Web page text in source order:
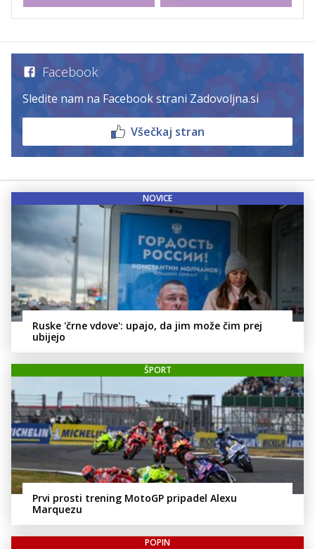
Facebook
Sledite nam na Facebook strani Zadovoljna.si
Všečkaj stran
NOVICE
Ruske 'črne vdove': upajo, da jim može čim prej
ubijejo
ŠPORT
Prvi prosti trening MotoGP pripadel Alexu
Marquezu
POPIN